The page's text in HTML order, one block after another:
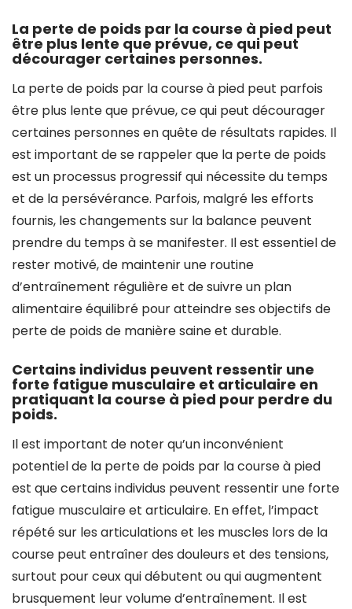
La perte de poids par la course à pied peut
être plus lente que prévue, ce qui peut
décourager certaines personnes.
La perte de poids par la course à pied peut parfois
être plus lente que prévue, ce qui peut décourager
certaines personnes en quête de résultats rapides. Il
est important de se rappeler que la perte de poids
est un processus progressif qui nécessite du temps
et de la persévérance. Parfois, malgré les efforts
fournis, les changements sur la balance peuvent
prendre du temps à se manifester. Il est essentiel de
rester motivé, de maintenir une routine
d’entraînement régulière et de suivre un plan
alimentaire équilibré pour atteindre ses objectifs de
perte de poids de manière saine et durable.
Certains individus peuvent ressentir une
forte fatigue musculaire et articulaire en
pratiquant la course à pied pour perdre du
poids.
Il est important de noter qu’un inconvénient
potentiel de la perte de poids par la course à pied
est que certains individus peuvent ressentir une forte
fatigue musculaire et articulaire. En effet, l’impact
répété sur les articulations et les muscles lors de la
course peut entraîner des douleurs et des tensions,
surtout pour ceux qui débutent ou qui augmentent
brusquement leur volume d’entraînement. Il est